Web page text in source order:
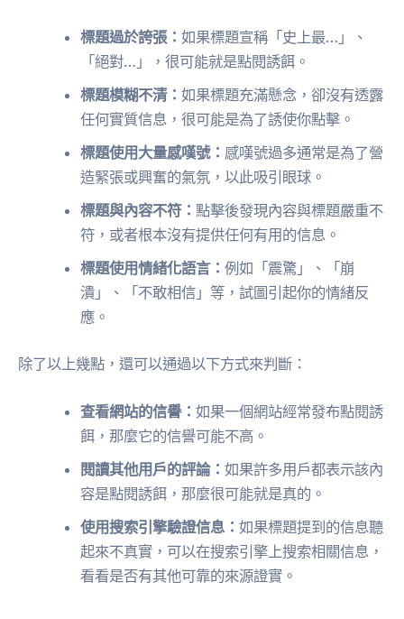
標題過於誇張：如果標題宣稱「史上最…」、
「絕對…」，很可能就是點閱誘餌。
標題模糊不清：如果標題充滿懸念，卻沒有透露
任何實質信息，很可能是為了誘使你點擊。
標題使用大量感嘆號： 感嘆號過多通常是為了營
造緊張或興奮的氣氛，以此吸引眼球。
標題與內容不符： 點擊後發現內容與標題嚴重不
符，或者根本沒有提供任何有用的信息。
標題使用情緒化語言：例如「震驚」、「崩
潰」、「不敢相信」等，試圖引起你的情緒反
應。
除了以上幾點，還可以通過以下方式來判斷：
查看網站的信譽：如果一個網站經常發布點閱誘
餌，那麼它的信譽可能不高。
閱讀其他用戶的評論：如果許多用戶都表示該內
容是點閱誘餌，那麼很可能就是真的。
使用搜索引擎驗證信息：如果標題提到的信息聽
起來不真實，可以在搜索引擎上搜索相關信息，
看看是否有其他可靠的來源證實。